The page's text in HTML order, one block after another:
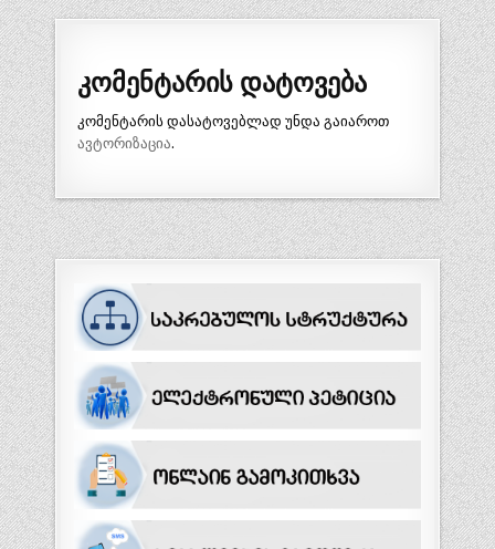
კომენტარის დატოვება
კომენტარის დასატოვებლად უნდა გაიაროთ
ავტორიზაცია.